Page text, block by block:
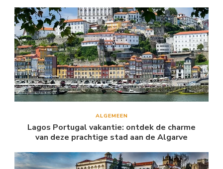
ALGEMEEN
Lagos Portugal vakantie: ontdek de charme
van deze prachtige stad aan de Algarve